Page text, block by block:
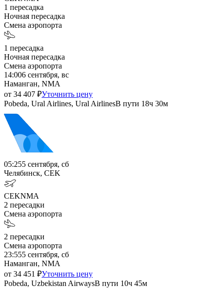
1 пересадка
Ночная пересадка
Смена аэропорта
1 пересадка
Ночная пересадка
Смена аэропорта
14:006 сентября, вс
Наманган, NMA
от 34 407 ₽Уточнить цену
Pobeda, Ural Airlines, Ural AirlinesВ пути 18ч 30м
05:255 сентября, сб
Челябинск, CEK
CEKNMA
2 пересадки
Смена аэропорта
2 пересадки
Смена аэропорта
23:555 сентября, сб
Наманган, NMA
от 34 451 ₽Уточнить цену
Pobeda, Uzbekistan AirwaysВ пути 10ч 45м